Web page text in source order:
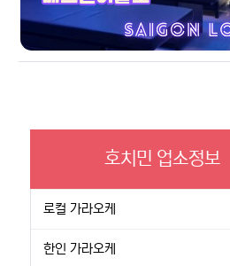
호치민 업소정보
로컬 가라오케
한인 가라오케